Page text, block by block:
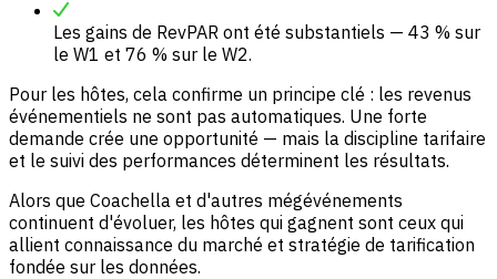
Les gains de RevPAR ont été substantiels — 43 % sur
le W1 et 76 % sur le W2.
Pour les hôtes, cela confirme un principe clé : les revenus
événementiels ne sont pas automatiques. Une forte
demande crée une opportunité — mais la discipline tarifaire
et le suivi des performances déterminent les résultats.
Alors que Coachella et d'autres mégévénements
continuent d'évoluer, les hôtes qui gagnent sont ceux qui
allient connaissance du marché et stratégie de tarification
fondée sur les données.